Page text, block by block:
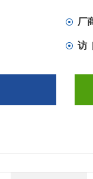
厂
访